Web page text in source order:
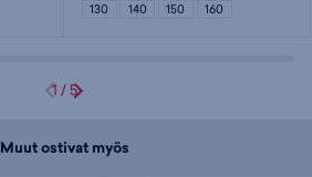
130 140 150 160
1 /5
Muut ostivat myös